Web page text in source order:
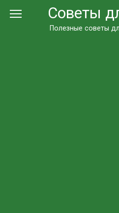
Советы
Полезные советы